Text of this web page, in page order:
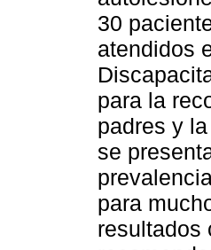
30
atendidos
para la
padres y
se
para
resultados